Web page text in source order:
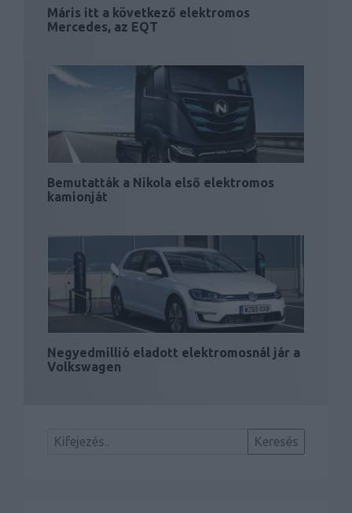
Máris itt a következő elektromos
Mercedes, az EQT
Bemutatták a Nikola első elektromos
kamionját
Negyedmillió eladott elektromosnál jár a
Volkswagen